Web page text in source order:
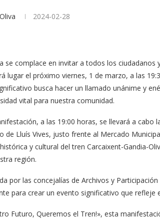
2024-02-28
se complace en invitar a todos los ciudadanos
lugar el próximo viernes, 1 de marzo, a las
busca hacer un llamado unánime y
vital para nuestra comunidad.
a las 19:00 horas, se llevará a cabo
de Lluís Vives, justo frente al Mercado
y cultural del tren Carcaixent-Gandia-
región.
por las concejalías de Archivos y
para crear un evento significativo que refleje
Futuro, Queremos el Tren!», esta